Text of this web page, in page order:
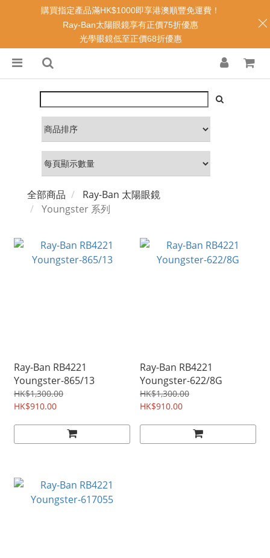
全部商品
Ray-Ban 太陽眼鏡
Youngster 系列
Ray-Ban RB4221
Youngster-865/13
HK$1,300.00
HK$910.00
Ray-Ban RB4221
Youngster-622/8G
HK$1,300.00
HK$910.00
購買指定產品滿HK$1000即享港澳順豐免運費！
Ray-Ban太陽眼鏡享有正價75折優惠
光學眼鏡低至正價68折優惠